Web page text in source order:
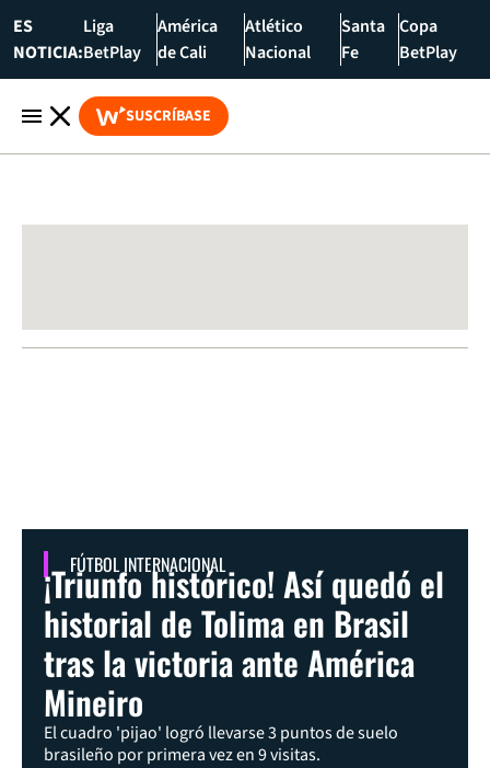
ES
NOTICIA:
Liga
BetPlay
América
de Cali
Atlético
Nacional
Santa
Fe
Copa
BetPlay
SUSCRÍBASE
FÚTBOL INTERNACIONAL
¡Triunfo histórico! Así quedó el
historial de Tolima en Brasil
tras la victoria ante América
Mineiro
El cuadro 'pijao' logró llevarse 3 puntos de suelo
brasileño por primera vez en 9 visitas.